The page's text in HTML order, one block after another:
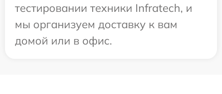
тестировании техники Infratech, и
мы организуем доставку к вам
домой или в офис.